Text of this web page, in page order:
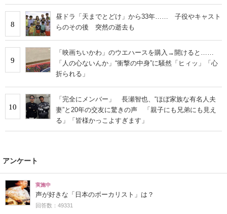
8
昼ドラ「天までとどけ」から33年…… 子役やキャスト
らのその後 突然の逝去も
9
「映画ちいかわ」のウエハースを購入→開けると……
「人の心ないんか」“衝撃の中身”に騒然「ヒィッ」「心
折られる」
10
「完全にメンバー」 長瀬智也、“ほぼ家族な有名人夫
妻”と20年の交友に驚きの声 「親子にも兄弟にも見え
る」「皆様かっこよすぎます」
アンケート
実施中
声が好きな「日本のボーカリスト」は？
回答数：49331